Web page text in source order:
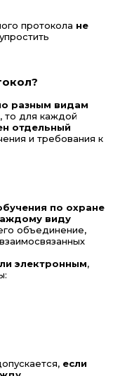
протокола не
разным видам
, то для каждой
отдельный
и требования к
по охране
виду
объединение,
электронным,
если